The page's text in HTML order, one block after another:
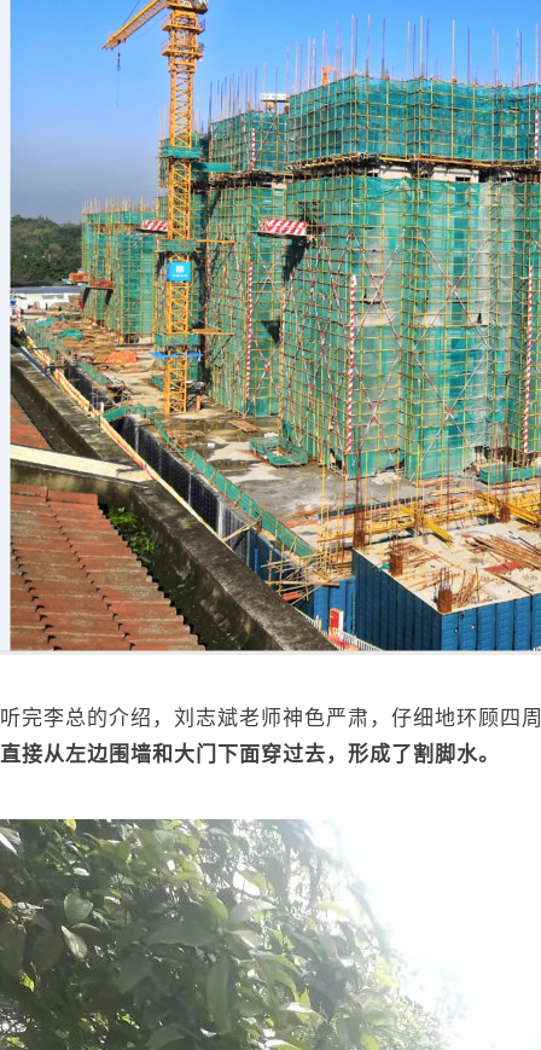
听完李总的介绍，刘志斌老师神色严肃，仔细地环顾四
直接从左边围墙和大门下面穿过去，形成了割脚水。